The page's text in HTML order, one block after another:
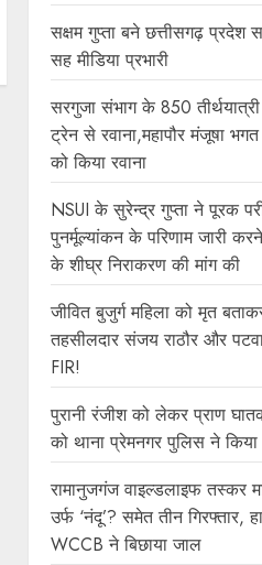
सक्षम गुप्ता बने छत्तीसगढ़
सह मीडिया प्रभारी
सरगुजा संभाग के 850
ट्रेन से रवाना,महापौर मंजूषा
को किया रवाना
NSUI के सुरेन्द्र गुप्ता ने पूरक
पुनर्मूल्यांकन के परिणाम जारी
के शीघ्र निराकरण की मांग की
जीवित बुजुर्ग महिला को मृत
तहसीलदार संजय राठौर और
FIR!
पुरानी रंजीश को लेकर प्राण
को थाना प्रेमनगर पुलिस ने किया
रामानुजगंज वाइल्डलाइफ तस्कर
उर्फ ‘नंदू’? समेत तीन
WCCB ने बिछाया जाल